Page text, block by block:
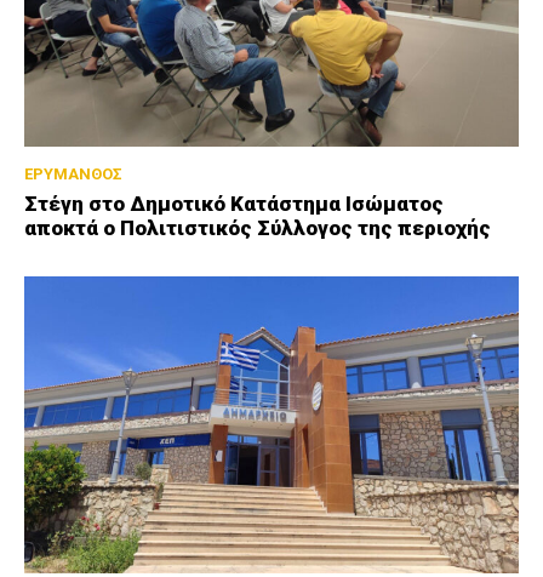
ΕΡΥΜΑΝΘΟΣ
Στέγη στο Δημοτικό Κατάστημα Ισώματος
αποκτά ο Πολιτιστικός Σύλλογος της περιοχής